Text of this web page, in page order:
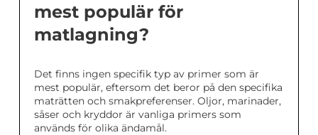
mest populär för
matlagning?
Det finns ingen specifik typ av primer som är
mest populär, eftersom det beror på den specifika
maträtten och smakpreferenser. Oljor, marinader,
såser och kryddor är vanliga primers som
används för olika ändamål.